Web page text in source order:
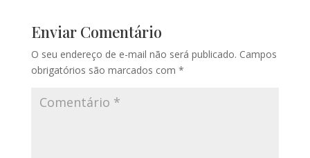
Enviar Comentário
O seu endereço de e-mail não será publicado. Campos
obrigatórios são marcados com *